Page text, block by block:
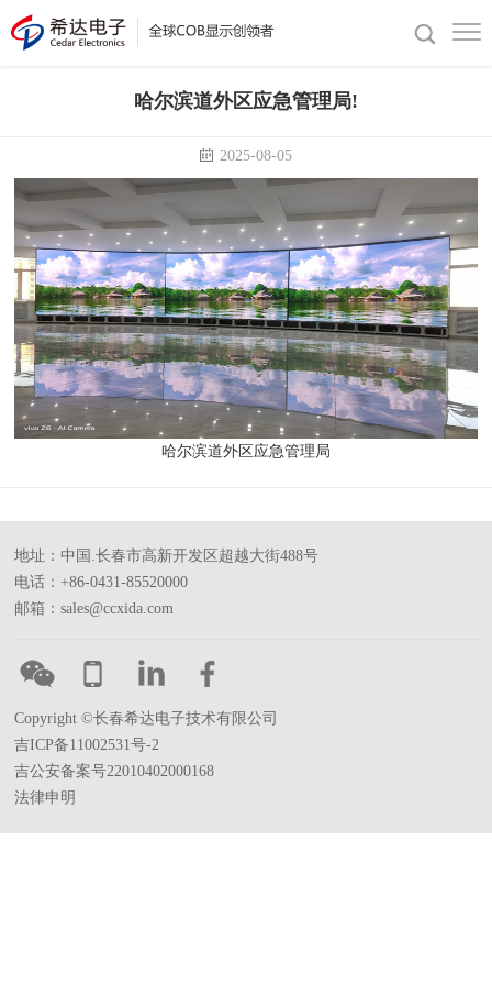
哈尔滨道外区应急管理局!
2025-08-05
哈尔滨道外区应急管理局
地址：中国.长春市高新开发区超越大街488号
电话：+86-0431-85520000
邮箱：sales@ccxida.com
Copyright ©长春希达电子技术有限公司
吉ICP备11002531号-2
吉公安备案号22010402000168
法律申明